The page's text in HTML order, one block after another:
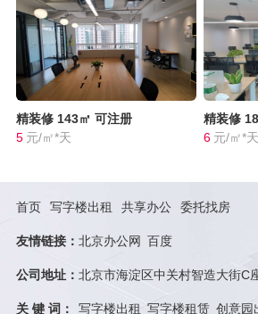
精装修 143㎡ 可注册
5 元/㎡*天
精装修
6 元/㎡*天
首页 写字楼出租 共享办公 委托找房
友情链接： 北京办公网 百度
公司地址： 北京市海淀区中关村智造大街C
关 键 词： 写字楼出租 写字楼租赁 创意园